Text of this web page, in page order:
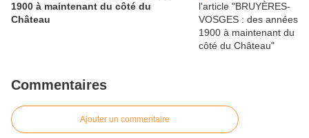
1900 à maintenant du côté du
Château
Commentaires
Ajouter un commentaire